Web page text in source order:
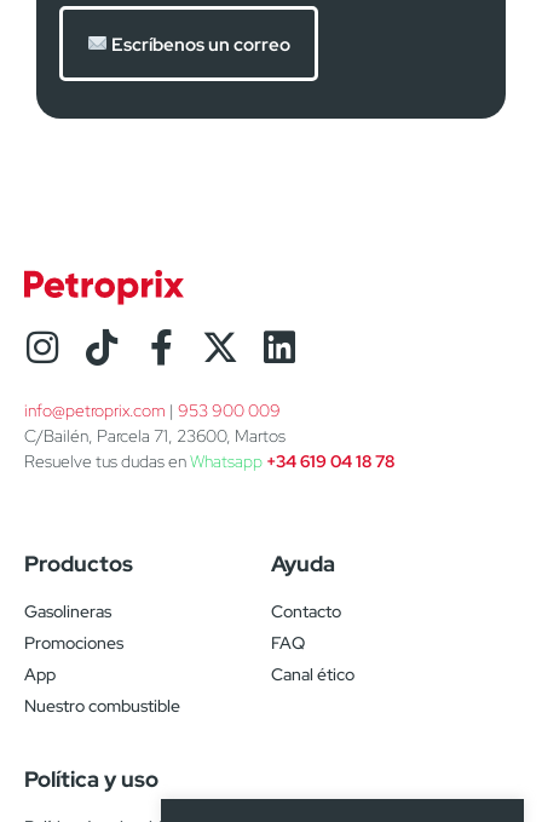
Escríbenos un correo
info@petroprix.com | 953 900 009
C/Bailén, Parcela 71, 23600, Martos
Resuelve tus dudas enWhatsapp +34 619 04 18 78
Productos
Gasolineras
Promociones
App
Nuestro combustible
Ayuda
Contacto
FAQ
Canal ético
Política y uso